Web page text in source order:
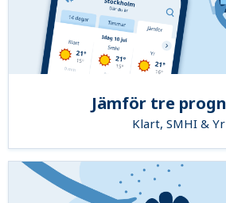
Jämför tre
Klart, SMHI & Yr